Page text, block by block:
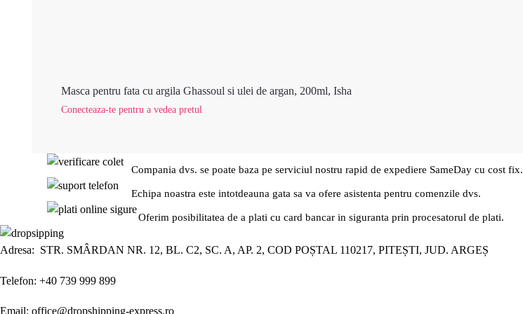
Masca pentru fata cu argila Ghassoul si ulei de argan, 200ml, Isha
Conecteaza-te pentru a vedea pretul
Compania dvs. se poate baza pe serviciul nostru rapid de expediere SameDay cu cost fix.
Echipa noastra este intotdeauna gata sa va ofere asistenta pentru comenzile dvs.
Oferim posibilitatea de a plati cu card bancar in siguranta prin procesatorul de plati.
Adresa: STR. SMÂRDAN NR. 12, BL. C2, SC. A, AP. 2, COD POȘTAL 110217, PITEȘTI, JUD. ARGEȘ
Telefon: +40 739 999 899
Email: office@dropshipping-express.ro